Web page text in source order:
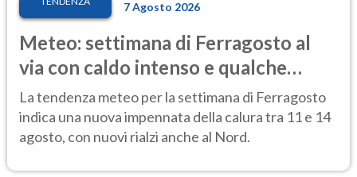
7 Agosto 2026
Meteo: settimana di Ferragosto al
via con caldo intenso e qualche
temporale
La tendenza meteo per la settimana di Ferragosto
indica una nuova impennata della calura tra 11 e 14
agosto, con nuovi rialzi anche al Nord.